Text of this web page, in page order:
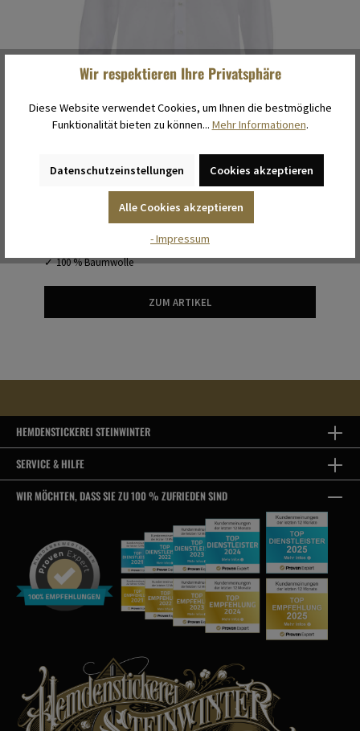
super-extralanger Arm
weiß, super-extralanger Arm, mit
Brusttasche
leicht taillierte Passform
100 % Baumwolle
ZUM ARTIKEL
HEMDENSTICKEREI STEINWINTER
SERVICE & HILFE
WIR MÖCHTEN, DASS SIE ZU 100 % ZUFRIEDEN SIND
Wir respektieren Ihre Privatsphäre
Diese Website verwendet Cookies, um Ihnen die bestmögliche
Funktionalität bieten zu können... Mehr Informationen.
Datenschutzeinstellungen Cookies akzeptieren
Alle Cookies akzeptieren
- Impressum